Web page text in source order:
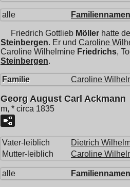
alle Familiennamen
Friedrich Gottlieb Möller hatte
Steinbergen. Er und Caroline
Caroline Wilhelmine Friedrichs,
Steinbergen.
Familie Caroline
Georg August Carl Ackmann
m, * circa 1835
Vater-leiblich Dietrich
Mutter-leiblich
Caroline
alle Familiennamen